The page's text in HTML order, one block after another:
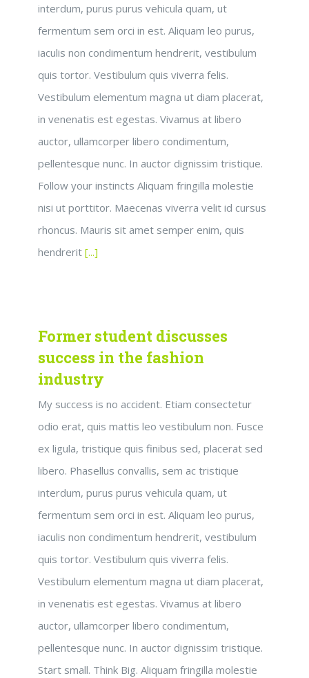
interdum, purus purus vehicula quam, ut
fermentum sem orci in est. Aliquam leo purus,
iaculis non condimentum hendrerit, vestibulum
quis tortor. Vestibulum quis viverra felis.
Vestibulum elementum magna ut diam placerat,
in venenatis est egestas. Vivamus at libero
auctor, ullamcorper libero condimentum,
pellentesque nunc. In auctor dignissim tristique.
Follow your instincts Aliquam fringilla molestie
nisi ut porttitor. Maecenas viverra velit id cursus
rhoncus. Mauris sit amet semper enim, quis
hendrerit [...]
Former student discusses
success in the fashion
industry
My success is no accident. Etiam consectetur
odio erat, quis mattis leo vestibulum non. Fusce
ex ligula, tristique quis finibus sed, placerat sed
libero. Phasellus convallis, sem ac tristique
interdum, purus purus vehicula quam, ut
fermentum sem orci in est. Aliquam leo purus,
iaculis non condimentum hendrerit, vestibulum
quis tortor. Vestibulum quis viverra felis.
Vestibulum elementum magna ut diam placerat,
in venenatis est egestas. Vivamus at libero
auctor, ullamcorper libero condimentum,
pellentesque nunc. In auctor dignissim tristique.
Start small. Think Big. Aliquam fringilla molestie